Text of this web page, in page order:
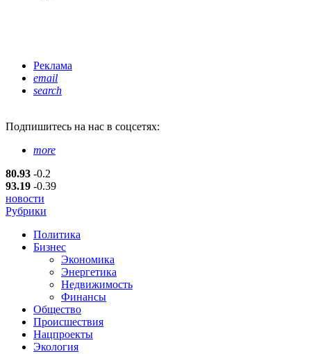
Реклама
email
search
Подпишитесь на нас в соцсетях:
more
80.93 -0.2
93.19 -0.39
новости
Рубрики
Политика
Бизнес
Экономика
Энергетика
Недвижимость
Финансы
Общество
Происшествия
Нацпроекты
Экология